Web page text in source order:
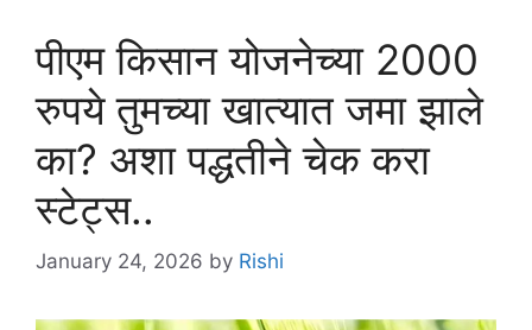
पीएम किसान योजनेच्या 2000
रुपये तुमच्या खात्यात जमा झाले
का? अशा पद्धतीने चेक करा
स्टेट्स..
January 24, 2026 by Rishi